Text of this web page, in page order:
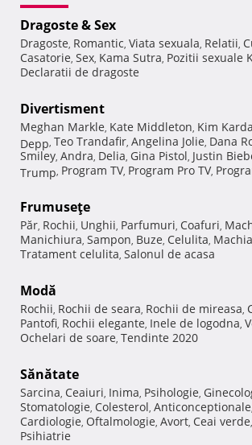
Dragoste & Sex
Dragoste, Romantic, Viata sexuala, Relatii,
Casatorie, Sex, Kama Sutra, Pozitii sexuale
Declaratii de dragoste
Divertisment
Meghan Markle, Kate Middleton, Kim
Depp, Teo Trandafir, Angelina Jolie, Dana
Smiley, Andra, Delia, Gina Pistol, Justin
Trump, Program TV, Program Pro TV,
Frumuseţe
Păr, Rochii, Unghii, Parfumuri, Coafuri,
Manichiura, Sampon, Buze, Celulita,
Tratament celulita, Salonul de acasa
Modă
Rochii, Rochii de seara, Rochii de mireasa,
Pantofi, Rochii elegante, Inele de logodna,
Ochelari de soare, Tendinte 2020
Sănătate
Sarcina, Ceaiuri, Inima, Psihologie,
Stomatologie, Colesterol, Anticonceptionale,
Cardiologie, Oftalmologie, Avort, Ceai verde,
Psihiatrie